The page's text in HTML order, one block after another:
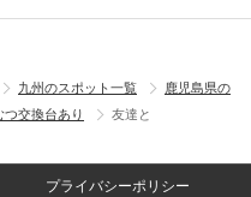
九州のスポット一覧
鹿児島県の
つ交換台あり 友達と
プライバシーポリシー